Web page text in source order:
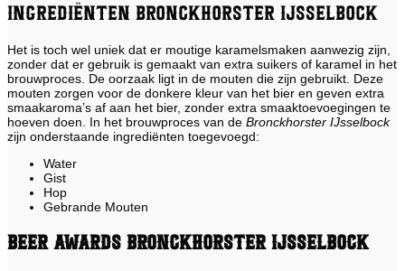
Ingrediënten Bronckhorster IJsselbock
Het is toch wel uniek dat er moutige karamelsmaken aanwezig zijn,
zonder dat er gebruik is gemaakt van extra suikers of karamel in het
brouwproces. De oorzaak ligt in de mouten die zijn gebruikt. Deze
mouten zorgen voor de donkere kleur van het bier en geven extra
smaakaroma’s af aan het bier, zonder extra smaaktoevoegingen te
hoeven doen. In het brouwproces van de Bronckhorster IJsselbock
zijn onderstaande ingrediënten toegevoegd:
Water
Gist
Hop
Gebrande Mouten
Beer Awards Bronckhorster IJsselbock